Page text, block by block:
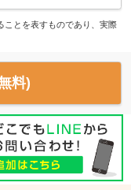
とを表すものであり、実際
料)